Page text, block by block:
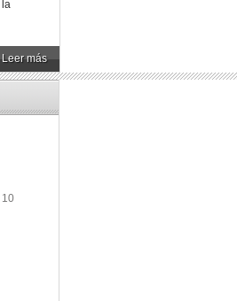
la
Leer más
10